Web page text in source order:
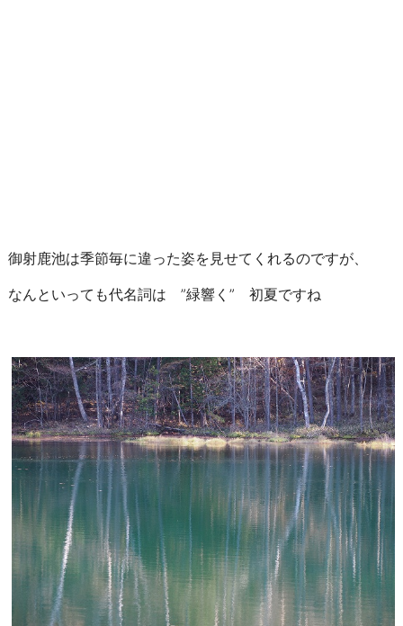
御射鹿池は季節毎に違った姿を見せてくれるのですが、
なんといっても代名詞は ”緑響く” 初夏ですね